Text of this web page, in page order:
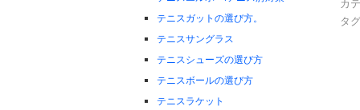
タ
テニスガットの選び方。
テニスサングラス
テニスシューズの選び方
テニスボールの選び方
テニスラケット